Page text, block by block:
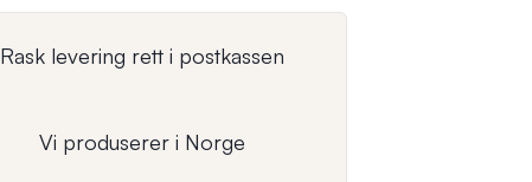
Rask levering rett i postkassen
Vi produserer i Norge